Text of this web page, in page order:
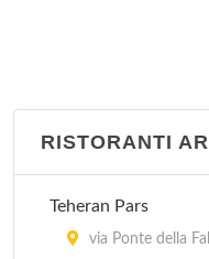
RISTORANTI
Teheran Pars
via Ponte della